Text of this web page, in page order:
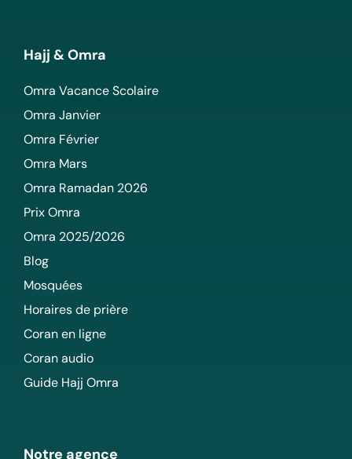
Hajj & Omra
Omra Vacance Scolaire
Omra Janvier
Omra Février
Omra Mars
Omra Ramadan 2026
Prix Omra
Omra 2025/2026
Blog
Mosquées
Horaires de prière
Coran en ligne
Coran audio
Guide Hajj Omra
Notre agence